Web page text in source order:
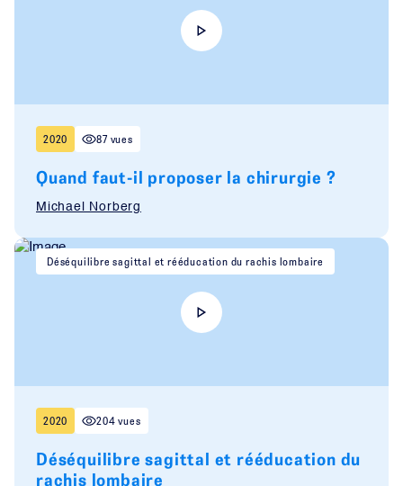
2020 87 vues
Quand faut-il proposer la chirurgie ?
Michael Norberg
Déséquilibre sagittal et rééducation du rachis lombaire
2020 204 vues
Déséquilibre sagittal et rééducation du
rachis lombaire